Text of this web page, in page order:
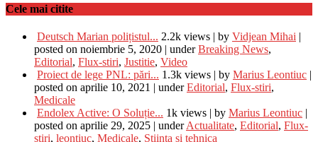
Cele mai citite
Deutsch Marian polițistul... 2.2k views | by Vidjean Mihai |
posted on noiembrie 5, 2020 | underBreaking News,
Editorial, Flux-stiri, Justitie, Video
Proiect de lege PNL: pări... 1.3k views | by Marius Leontiuc |
posted on aprilie 10, 2021 | underEditorial, Flux-stiri,
Medicale
Endolex Active: O Soluție... 1k views | by Marius Leontiuc |
posted on aprilie 29, 2025 | underActualitate, Editorial, Flux-
stiri, leontiuc, Medicale, Stiinta si tehnica